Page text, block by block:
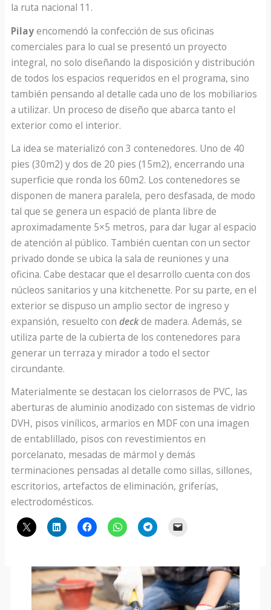
la ruta nacional 11.
Pilayencomendó la confección de sus oficinas
comerciales para lo cual se presentó un proyecto
integral, no solo diseñando la disposición y distribución
de todos los espacios requeridos en el programa, sino
también pensando al detalle cada uno de los mobiliarios
a utilizar. Un proceso de diseño que abarca tanto el
exterior como el interior.
La idea se materializó con 3 contenedores. Uno de 40
pies (30m2) y dos de 20 pies (15m2), encerrando una
superficie que ronda los 60m2. Los contenedores se
disponen de manera paralela, pero desfasada, de modo
tal que se genera un espació de planta libre de
aproximadamente 5×5 metros, para dar lugar al espacio
de atención al público. También cuentan con un sector
privado donde se ubica la sala de reuniones y una
oficina. Cabe destacar que el desarrollo cuenta con dos
núcleos sanitarios y una kitchenette. Por su parte, en el
exterior se dispuso un amplio sector de ingreso y
expansión, resuelto condeckde madera. Además, se
utiliza parte de la cubierta de los contenedores para
generar un terraza y mirador a todo el sector
circundante.
Materialmente se destacan los cielorrasos de PVC, las
aberturas de aluminio anodizado con sistemas de vidrio
DVH, pisos vinílicos, armarios en MDF con una imagen
de entablillado, pisos con revestimientos en
porcelanato, mesadas de mármol y demás
terminaciones pensadas al detalle como sillas, sillones,
escritorios, artefactos de eliminación, griferías,
electrodomésticos.